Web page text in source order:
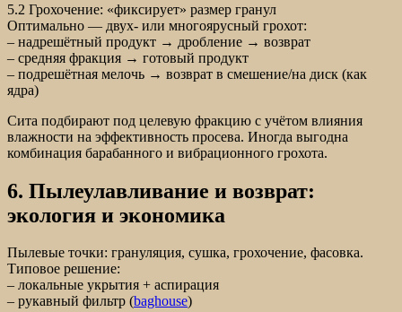
5.2 Грохочение: «фиксирует» размер гранул
Оптимально — двух- или многоярусный грохот:
– надрешётный продукт → дробление → возврат
– средняя фракция → готовый продукт
– подрешётная мелочь → возврат в смешение/на диск (как
ядра)
Сита подбирают под целевую фракцию с учётом влияния
влажности на эффективность просева. Иногда выгодна
комбинация барабанного и вибрационного грохота.
6. Пылеулавливание и возврат:
экология и экономика
Пылевые точки: грануляция, сушка, грохочение, фасовка.
Типовое решение:
– локальные укрытия + аспирация
– рукавный фильтр (baghouse)